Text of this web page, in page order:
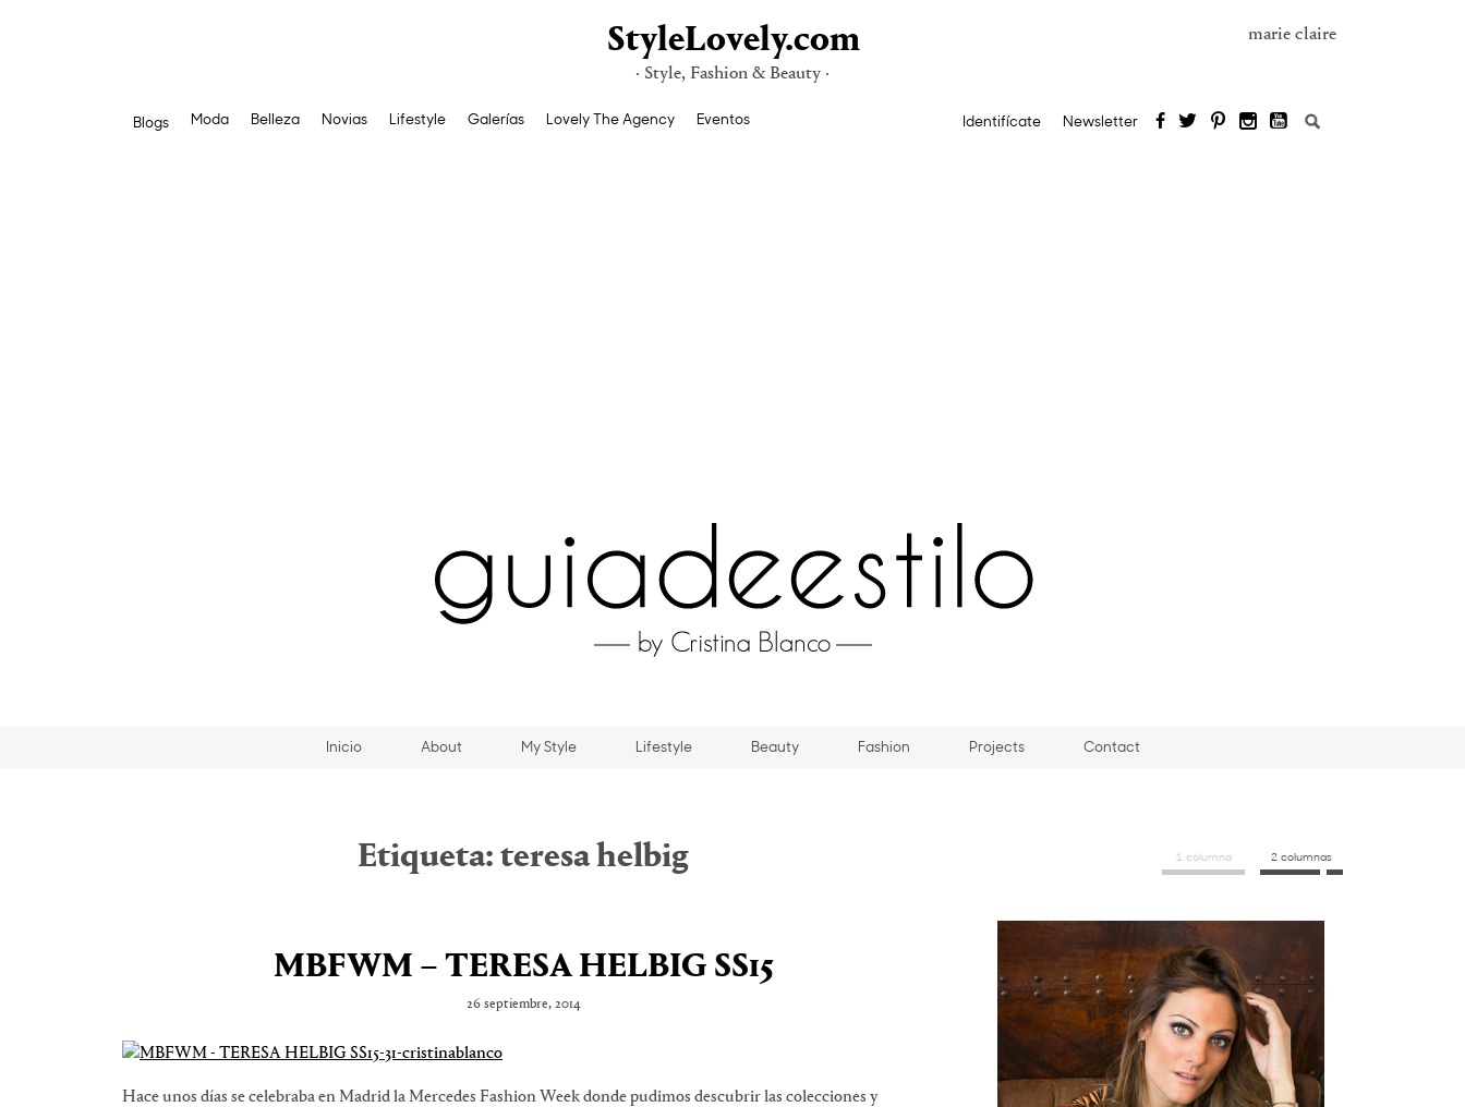
StyleLovely.com
· Style, Fashion & Beauty ·
marie claire
Blogs Moda Belleza Novias Lifestyle Galerías Lovely The Agency Eventos Identifícate Newsletter Buscar:
Inicio About My Style Lifestyle Beauty Fashion Projects Contact
Etiqueta: teresa helbig
MBFWM – TERESA HELBIG SS15
26 septiembre, 2014
Hace unos días se celebraba en Madrid la Mercedes Fashion Week donde pudimos descubrir las colecciones y
1 columna 2 columnas